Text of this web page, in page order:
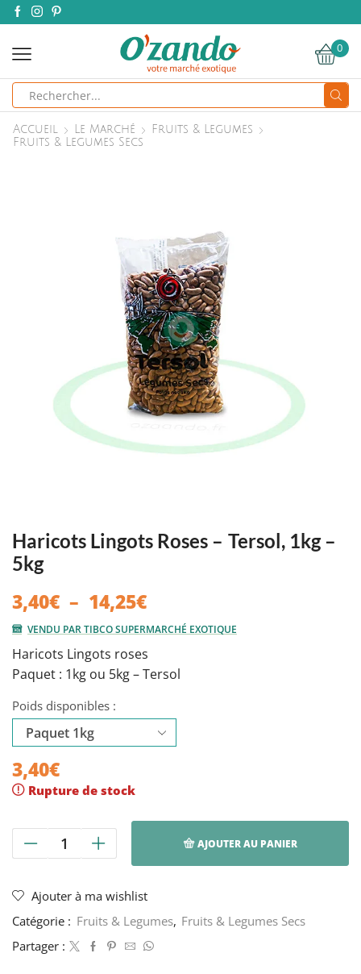
0
Accueil Le Marché
Fruits & Legumes
Fruits & Legumes Secs
Haricots Lingots Roses – Tersol, 1kg –
5kg
3,40€ – 14,25€Plage
de
3,40€
à
VENDU PAR TIBCO SUPERMARCHÉ EXOTIQUE
Haricots Lingots roses
Paquet : 1kg ou 5kg – Tersol
Poids disponibles :
3,40€
Rupture de stock
quantité
Lingots
Roses
-
AJOUTER AU PANIER
Ajouter à ma wishlist
Catégorie : Fruits & Legumes, Fruits & Legumes Secs
Partager :